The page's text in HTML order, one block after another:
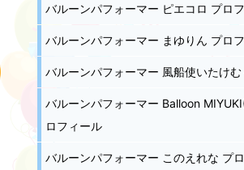
バルーンパフォーマー ピエコロ プロ
バルーンパフォーマー まゆりん プロ
バルーンパフォーマー 風船使いたけ
バルーンパフォーマー Balloon
ロフィール
バルーンパフォーマー このえれな プ